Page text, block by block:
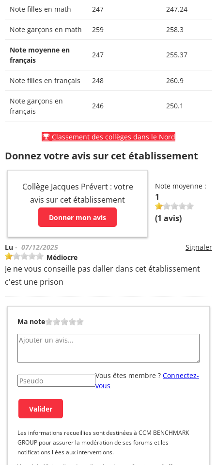
Note filles en math 247 247.24
Note garçons en math 259 258.3
Note moyenne en
français
247 255.37
Note filles en français 248 260.9
Note garçons en
français
246 250.1
Classement des collèges dans le Nord
Donnez votre avis sur cet établissement
Collège Jacques Prévert : votre
avis sur cet établissement
Donner mon avis
Note moyenne :
1
(1 avis)
Signaler
Lu - 07/12/2025
Médiocre
Je ne vous conseille pas daller dans cet établissement
c'est une prison
Ma note
Vous êtes membre ? Connectez-
vous
Les informations recueillies sont destinées à CCM BENCHMARK
GROUP pour assurer la modération de ses forums et les
notifications liées aux interventions.